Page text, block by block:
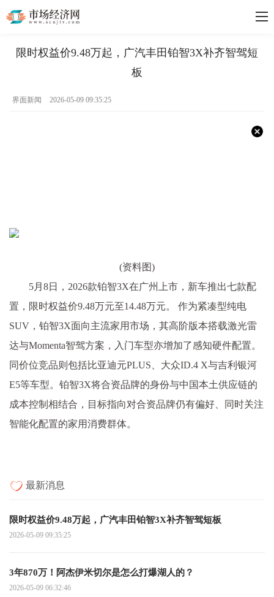
限时权益价9.48万起，广汽丰田铂智3X补齐智驾短
板
界面新闻 2026-05-09 09:35:25
(资料图)
5月8日，2026款铂智3X在广州上市，新车推出七款配
置，限时权益价9.48万元至14.48万元。 作为紧凑型纯电
SUV，铂智3X面向主流家用市场，其高阶版本搭载激光雷
达与Momenta智驾方案，入门车型亦增加了感知硬件配置。
同价位竞品则包括比亚迪元PLUS、大众ID.4 X与吉利银河
E5等车型。铂智3X将合资品牌的身份与中国本土供应链的
成本控制相结合，目标指向对合资品牌仍有偏好、同时关注
智能化配置的家用消费群体。
最新消息
限时权益价9.48万起，广汽丰田铂智3X补齐智驾短板
2026-05-09 09:35:25
3年870万！阿杰伊米切尔是怎么打爆湖人的？
2026-05-09 06:32:46